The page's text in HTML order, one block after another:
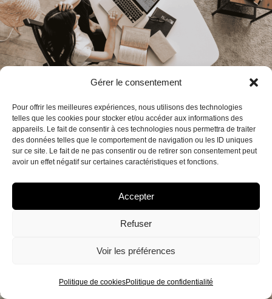
Gérer le consentement
Pour offrir les meilleures expériences, nous utilisons des technologies
telles que les cookies pour stocker et/ou accéder aux informations des
appareils. Le fait de consentir à ces technologies nous permettra de traiter
des données telles que le comportement de navigation ou les ID uniques
sur ce site. Le fait de ne pas consentir ou de retirer son consentement peut
avoir un effet négatif sur certaines caractéristiques et fonctions.
Accepter
Refuser
Voir les préférences
Politique de cookiesPolitique de confidentialité
Qu’est-ce que la rédaction SEO et comment écrire un
contenu optimisé pour Google ? Chaque
Lire la suite »